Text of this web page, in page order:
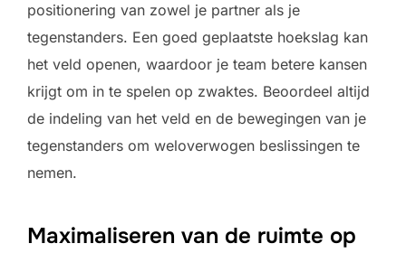
positionering van zowel je partner als je
tegenstanders. Een goed geplaatste hoekslag kan
het veld openen, waardoor je team betere kansen
krijgt om in te spelen op zwaktes. Beoordeel altijd
de indeling van het veld en de bewegingen van je
tegenstanders om weloverwogen beslissingen te
nemen.
Maximaliseren van de ruimte op